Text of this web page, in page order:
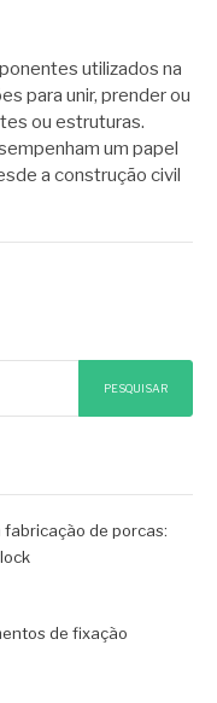
utilizados na
para unir, prender ou
ou estruturas.
um papel
a construção civil
PESQUISAR
de porcas:
de fixação